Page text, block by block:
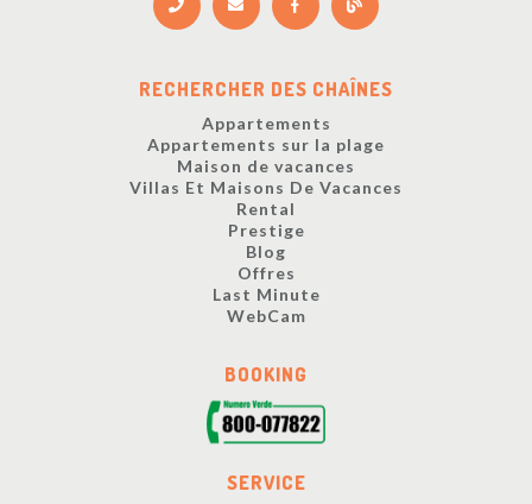
RECHERCHER DES CHAÎNES
Appartements
Appartements sur la plage
Maison de vacances
Villas Et Maisons De Vacances
Rental
Prestige
Blog
Offres
Last Minute
WebCam
BOOKING
SERVICE